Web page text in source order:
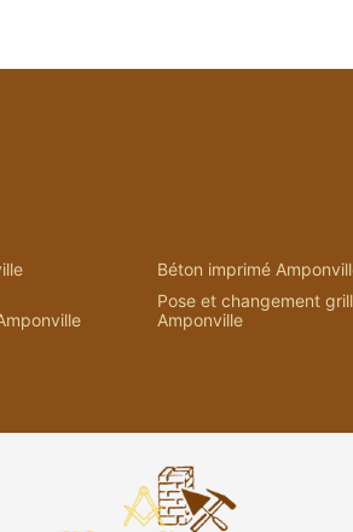
Béton imprimé
Pose et changement
Amponville